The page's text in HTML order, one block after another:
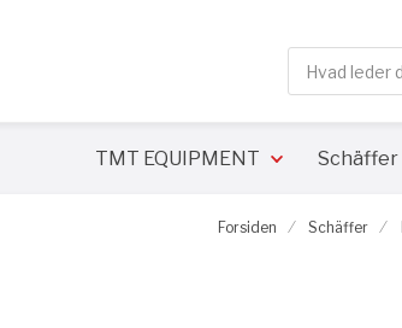
TMT EQUIPMENT Schäffer
Forsiden Schäffer